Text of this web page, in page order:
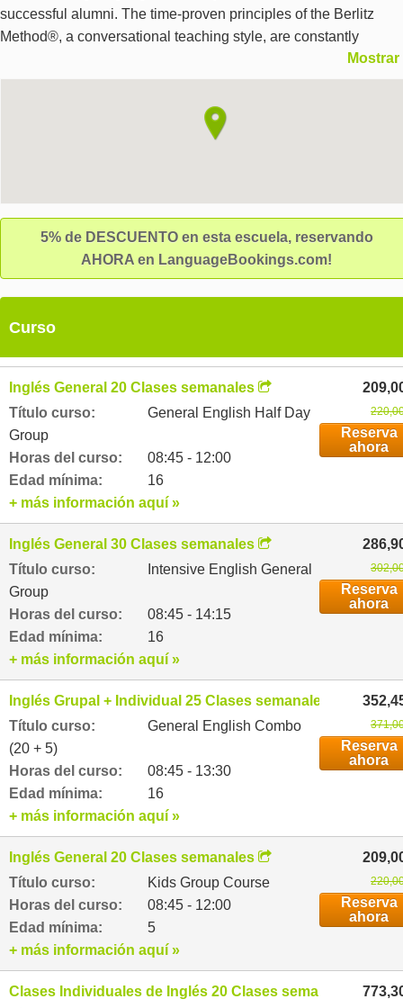
successful alumni. The time-proven principles of the Berlitz
Method®, a conversational teaching style, are constantly
supplemented with new and updated information and the latest
multi-media lesson materials. Branded publishing products
throughout the world complete our comprehensive portrait. The
Berlitz Language Centre Malta is located in St. Julian's, a
computer workstations together with Wi-Fi throughout the
Mostrar
5% de DESCUENTO en esta escuela, reservando
AHORA en LanguageBookings.com!
Curso
Inglés General 20 Clases semanales
Título curso:
General English Half Day
Group
Horas del curso:
08:45 - 12:00
Edad mínima:
16
Reserva
ahora
+ más información aquí »
Inglés General 30 Clases semanales
Título curso:
Intensive English General
Group
Horas del curso:
08:45 - 14:15
Edad mínima:
16
Reserva
ahora
+ más información aquí »
Inglés Grupal + Individual 25 Clases semanales
Título curso:
General English Combo
(20 + 5)
Horas del curso:
08:45 - 13:30
Edad mínima:
16
Reserva
ahora
+ más información aquí »
Inglés General 20 Clases semanales
Título curso:
Kids Group Course
Horas del curso:
08:45 - 12:00
Edad mínima:
5
Reserva
ahora
+ más información aquí »
Clases Individuales de Inglés 20 Clases semanales